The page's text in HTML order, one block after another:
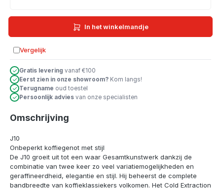
In het winkelmandje
Vergelijk
Toevoegen aan vergelijking
Gratis levering vanaf €100
Eerst zien in onze showroom? Kom langs!
Terugname oud toestel
Persoonlijk advies van onze specialisten
Omschrijving
J10
Onbeperkt koffiegenot met stijl
De J10 groeit uit tot een waar Gesamtkunstwerk dankzij de
combinatie van twee keer zo veel variatiemogelijkheden en
geraffineerdheid, elegantie en stijl. Hij beheerst de complete
bandbreedte van koffieklassiekers volkomen. Het Cold Extraction